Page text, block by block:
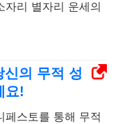
자리 별자리 운세의
의 무적 성
요!
페스토를 통해 무적